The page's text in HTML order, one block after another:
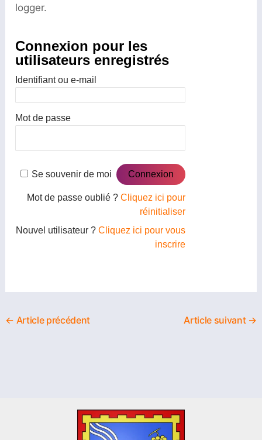
logger.
Connexion pour les
utilisateurs enregistrés
Identifiant ou e-mail
Mot de passe
Se souvenir de moi
Mot de passe oublié ? Cliquez ici pour
réinitialiser
Nouvel utilisateur ? Cliquez ici pour vous
inscrire
← Article précédent Article suivant →